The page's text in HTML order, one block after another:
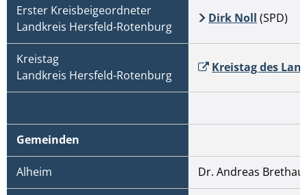
Erster Kreisbeigeordneter
Landkreis Hersfeld-Rotenburg
Dirk Noll (SPD)
Kreistag
Landkreis Hersfeld-Rotenburg
Kreistag des
Gemeinden
Alheim Dr. Andreas